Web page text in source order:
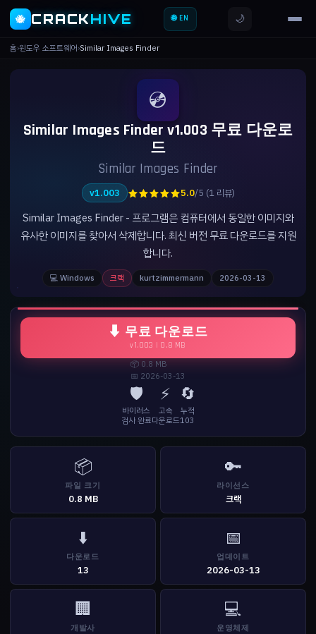
🐝 CRACKHIVE 🌐 EN 🌙
홈›윈도우 소프트웨어›Similar Images Finder
💿
Similar Images Finder v1.003 무료 다운로
드
Similar Images Finder
v1.003 ★★★★★5.0/5 (1 리뷰)
Similar Images Finder - 프로그램은 컴퓨터에서 동일한 이미지와
유사한 이미지를 찾아서 삭제합니다. 최신 버전 무료 다운로드를 지원
합니다.
💻 Windows 크랙 kurtzimmermann 2026-03-13
⬇ 무료 다운로드
v1.003 | 0.8 MB
📦 0.8 MB
📅 2026-03-13
🛡️
바이러스
검사 완료
⚡
고속
다운로드
🔄
누적
103
📦
파일 크기
0.8 MB
🔑
라이선스
크랙
⬇️
다운로드
13
📅
업데이트
2026-03-13
🏢
개발사
💻
운영체제